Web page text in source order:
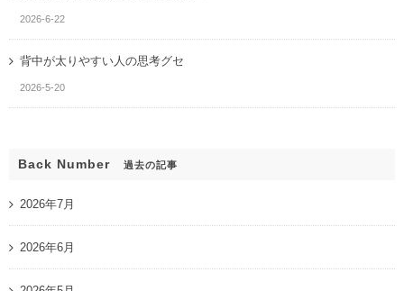
2026-6-22
背中が太りやすい人の思考グセ
2026-5-20
Back Number 過去の記事
2026年7月
2026年6月